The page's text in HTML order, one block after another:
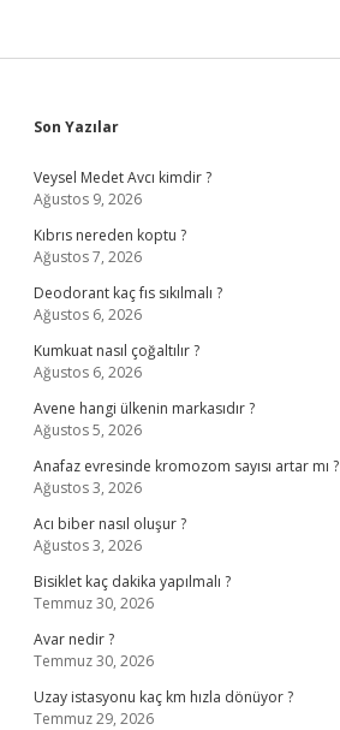
Sidebar
Son Yazılar
Veysel Medet Avcı kimdir ?
Ağustos 9, 2026
Kıbrıs nereden koptu ?
Ağustos 7, 2026
Deodorant kaç fıs sıkılmalı ?
Ağustos 6, 2026
Kumkuat nasıl çoğaltılır ?
Ağustos 6, 2026
Avene hangi ülkenin markasıdır ?
Ağustos 5, 2026
Anafaz evresinde kromozom sayısı artar mı ?
Ağustos 3, 2026
Acı biber nasıl oluşur ?
Ağustos 3, 2026
Bisiklet kaç dakika yapılmalı ?
Temmuz 30, 2026
Avar nedir ?
Temmuz 30, 2026
Uzay istasyonu kaç km hızla dönüyor ?
Temmuz 29, 2026